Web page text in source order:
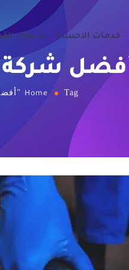
خدمات الاحساء خدمات
Home Tag "أفضل شركة تنظيف سجاد"